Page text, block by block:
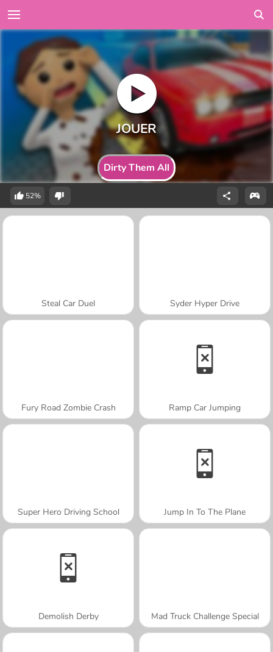
Dirty Them All
52%
Steal Car Duel Syder Hyper Drive
Fury Road Zombie Crash Ramp Car Jumping
Super Hero Driving School Jump In To The Plane
Demolish Derby Mad Truck Challenge Special